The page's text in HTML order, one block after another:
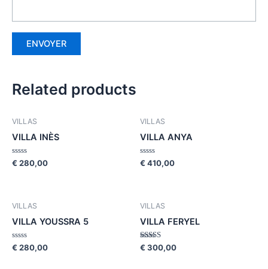
Related products
VILLAS
VILLA INÈS
Rated
0
€ 280,00
VILLAS
VILLA ANYA
Rated
0
€ 410,00
VILLAS
VILLA YOUSSRA 5
Rated
0
€ 280,00
VILLAS
VILLA FERYEL
Rated
5.00
€ 300,00